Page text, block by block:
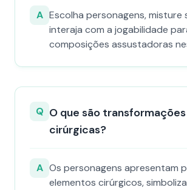
A Escolha personagens, misture
interaja com a jogabilidade
composições assustadoras
Q O que são transformações
cirúrgicas?
A Os personagens apresentam
elementos cirúrgicos,